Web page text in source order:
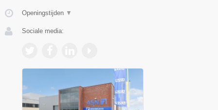
Openingstijden ▼
Sociale media: